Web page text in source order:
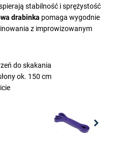
stabilność i sprężystość
drabinka pomaga wygodnie
z improwizowanym
do skakania
ok. 150 cm